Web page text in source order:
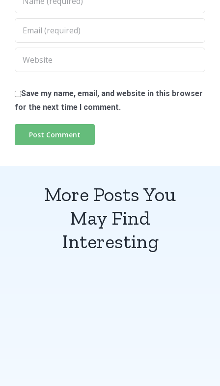
Save my name, email, and website in this browser
for the next time I comment.
More Posts You
May Find
Interesting